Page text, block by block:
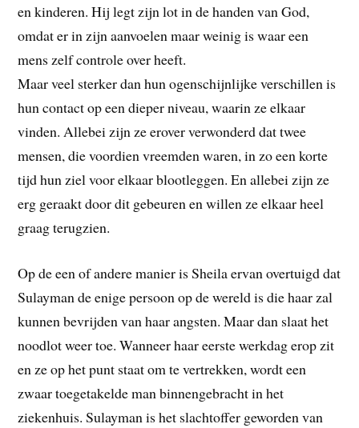
en kinderen. Hij legt zijn lot in de handen van God,
omdat er in zijn aanvoelen maar weinig is waar een
mens zelf controle over heeft.
Maar veel sterker dan hun ogenschijnlijke verschillen is
hun contact op een dieper niveau, waarin ze elkaar
vinden. Allebei zijn ze erover verwonderd dat twee
mensen, die voordien vreemden waren, in zo een korte
tijd hun ziel voor elkaar blootleggen. En allebei zijn ze
erg geraakt door dit gebeuren en willen ze elkaar heel
graag terugzien.
Op de een of andere manier is Sheila ervan overtuigd dat
Sulayman de enige persoon op de wereld is die haar zal
kunnen bevrijden van haar angsten. Maar dan slaat het
noodlot weer toe. Wanneer haar eerste werkdag erop zit
en ze op het punt staat om te vertrekken, wordt een
zwaar toegetakelde man binnengebracht in het
ziekenhuis. Sulayman is het slachtoffer geworden van